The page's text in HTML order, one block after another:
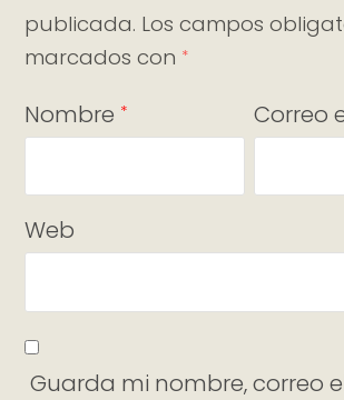
publicada. Los campos
marcados con *
Nombre * Correo
Web
Guarda mi nombre, correo